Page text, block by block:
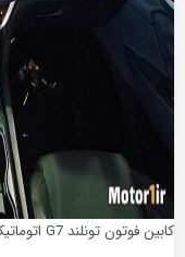
کابین فوتون تونلند G7 اتوماتیک